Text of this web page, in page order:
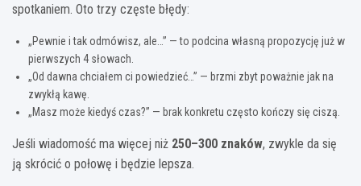
spotkaniem. Oto trzy częste błędy:
„Pewnie i tak odmówisz, ale…” — to podcina własną propozycję już w
pierwszych 4 słowach.
„Od dawna chciałem ci powiedzieć…” — brzmi zbyt poważnie jak na
zwykłą kawę.
„Masz może kiedyś czas?” — brak konkretu często kończy się ciszą.
Jeśli wiadomość ma więcej niż 250–300 znaków, zwykle da się
ją skrócić o połowę i będzie lepsza.